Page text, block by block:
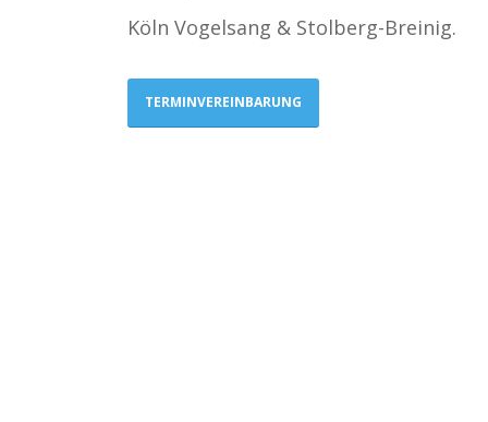
Köln Vogelsang & Stolberg-Breinig.
TERMINVEREINBARUNG